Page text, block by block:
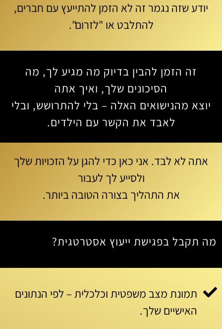
יודע שזה נגמר זה לא הזמן להתייעץ עם חברים,
להתלבט או "לזרום".
זה הזמן להבין בדיוק מה מגיע לך, מה
הסיכונים שלך, ואיך אתה
יוצא מהנישואים האלה – בלי להתרושש, ובלי
לאבד את הקשר עם הילדים.
אתה לא לבד. אני כאן כדי להגן על הזכויות שלך
ולסייע לך לעבור
את התהליך בצורה הטובה ביותר.
מה תקבל בפגישת ייעוץ אסטרטגית?
תמונת מצב משפטית וכלכלית – לפי הנתונים
האישיים שלך.